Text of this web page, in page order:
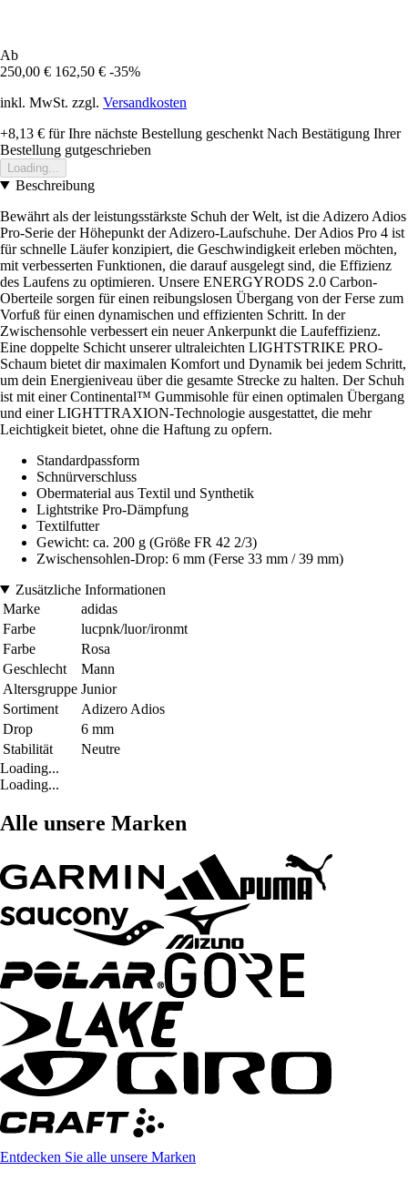
Ab
250,00 € 162,50 € -35%
inkl. MwSt. zzgl. Versandkosten
+8,13 € für Ihre nächste Bestellung geschenkt Nach Bestätigung Ihrer
Bestellung gutgeschrieben
Loading...
Beschreibung
Bewährt als der leistungsstärkste Schuh der Welt, ist die Adizero Adios
Pro-Serie der Höhepunkt der Adizero-Laufschuhe. Der Adios Pro 4 ist
für schnelle Läufer konzipiert, die Geschwindigkeit erleben möchten,
mit verbesserten Funktionen, die darauf ausgelegt sind, die Effizienz
des Laufens zu optimieren. Unsere ENERGYRODS 2.0 Carbon-
Oberteile sorgen für einen reibungslosen Übergang von der Ferse zum
Vorfuß für einen dynamischen und effizienten Schritt. In der
Zwischensohle verbessert ein neuer Ankerpunkt die Laufeffizienz.
Eine doppelte Schicht unserer ultraleichten LIGHTSTRIKE PRO-
Schaum bietet dir maximalen Komfort und Dynamik bei jedem Schritt,
um dein Energieniveau über die gesamte Strecke zu halten. Der Schuh
ist mit einer Continental™ Gummisohle für einen optimalen Übergang
und einer LIGHTTRAXION-Technologie ausgestattet, die mehr
Leichtigkeit bietet, ohne die Haftung zu opfern.
Standardpassform
Schnürverschluss
Obermaterial aus Textil und Synthetik
Lightstrike Pro-Dämpfung
Textilfutter
Gewicht: ca. 200 g (Größe FR 42 2/3)
Zwischensohlen-Drop: 6 mm (Ferse 33 mm / 39 mm)
Zusätzliche Informationen
Marke
adidas
Farbe
lucpnk/luor/ironmt
Farbe
Rosa
Geschlecht
Mann
Altersgruppe Junior
Sortiment
Adizero Adios
Drop
6 mm
Stabilität
Neutre
Loading...
Loading...
Alle unsere Marken
Entdecken Sie alle unsere Marken